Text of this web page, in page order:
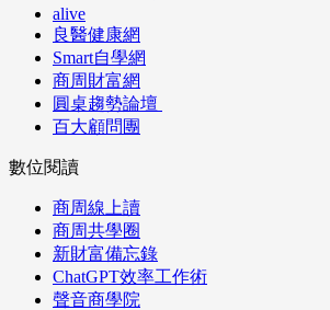
alive
良醫健康網
Smart自學網
商周財富網
圓桌趨勢論壇
百大顧問團
數位閱讀
商周線上讀
商周共學圈
新財富備忘錄
ChatGPT效率工作術
聲音商學院